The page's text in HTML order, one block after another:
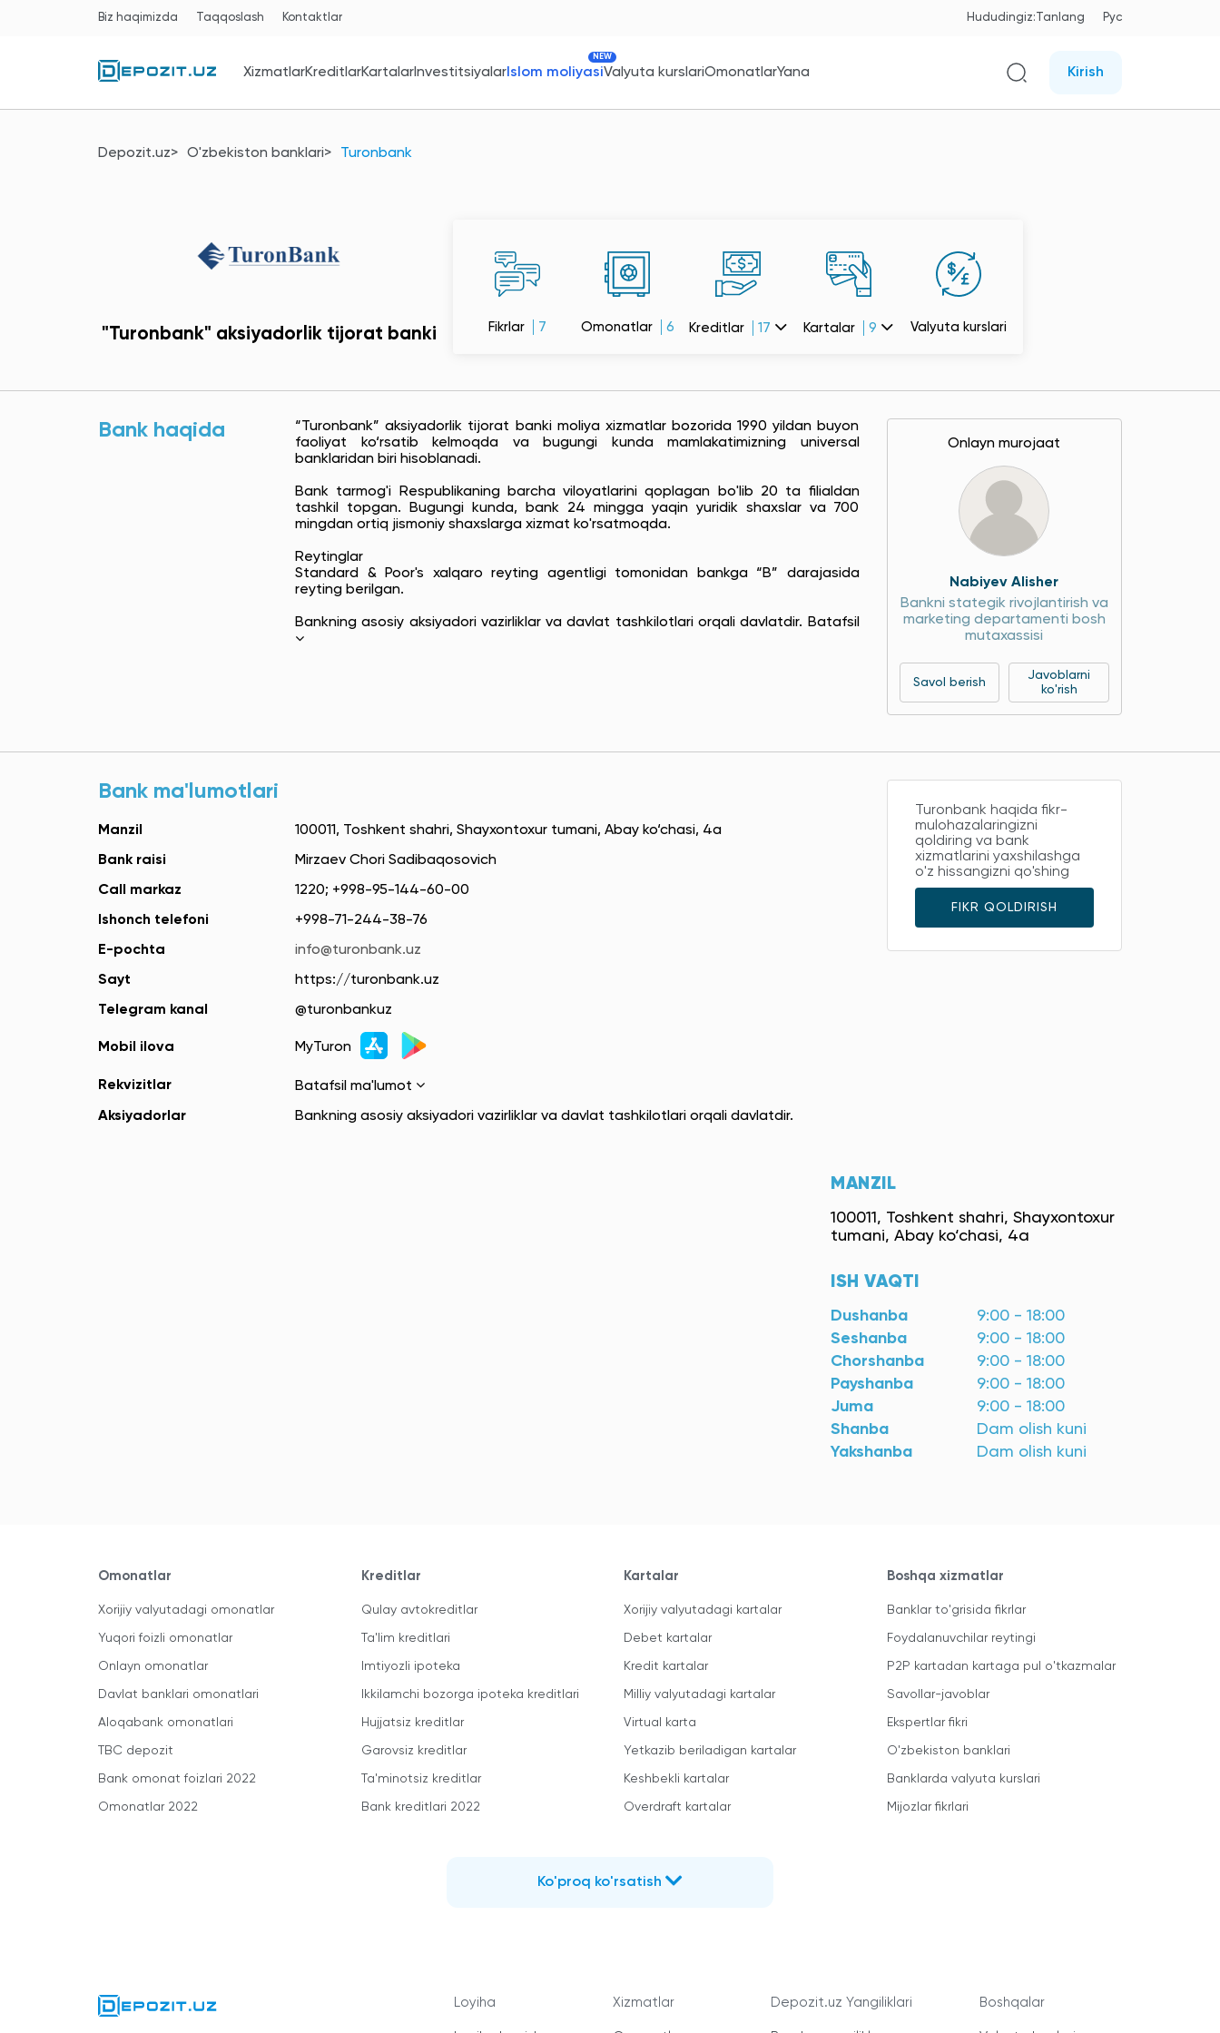
Biz haqimizda Taqqoslash Kontaktlar Hududingiz:Tanlang Рус
XizmatlarKreditlarKartalarInvestitsiyalarIslom moliyasi
NEW
Valyuta kurslariOmonatlarYana Kirish
Depozit.uz O'zbekiston banklari Turonbank
"Turonbank" aksiyadorlik tijorat banki Fikrlar 7 Omonatlar 6 Kreditlar 17 Kartalar 9 Valyuta kurslari
Bank haqida
“Turonbank” aksiyadorlik tijorat banki moliya xizmatlar bozorida 1990 yildan buyon
faoliyat ko‘rsatib kelmoqda va bugungi kunda mamlakatimizning universal
banklaridan biri hisoblanadi.
Bank tarmog'i Respublikaning barcha viloyatlarini qoplagan bo'lib 20 ta filialdan
tashkil topgan. Bugungi kunda, bank 24 mingga yaqin yuridik shaxslar va 700
mingdan ortiq jismoniy shaxslarga xizmat ko'rsatmoqda.
Reytinglar
Standard & Poor's xalqaro reyting agentligi tomonidan bankga “B” darajasida
reyting berilgan.
Bankning asosiy aksiyadori vazirliklar va davlat tashkilotlari orqali davlatdir. Batafsil
Onlayn murojaat
Nabiyev Alisher
Bankni stategik rivojlantirish va
marketing departamenti bosh
mutaxassisi
Savol berish
Javoblarni
ko'rish
Bank ma'lumotlari
Manzil 100011, Toshkent shahri, Shayxontoxur tumani, Abay ko‘chasi, 4a
Bank raisi Mirzaev Chori Sadibaqosovich
Call markaz 1220; +998-95-144-60-00
Ishonch telefoni +998-71-244-38-76
E-pochta info@turonbank.uz
Sayt https://turonbank.uz
Telegram kanal @turonbankuz
Mobil ilova MyTuron
Rekvizitlar Batafsil ma'lumot
Aksiyadorlar Bankning asosiy aksiyadori vazirliklar va davlat tashkilotlari orqali davlatdir.
Turonbank haqida fikr-
mulohazalaringizni
qoldiring va bank
xizmatlarini yaxshilashga
o'z hissangizni qo'shing
FIKR QOLDIRISH
MANZIL
100011, Toshkent shahri, Shayxontoxur
tumani, Abay ko‘chasi, 4a
ISH VAQTI
Dushanba
9:00 - 18:00
Seshanba
9:00 - 18:00
Chorshanba
9:00 - 18:00
Payshanba
9:00 - 18:00
Juma
9:00 - 18:00
Shanba
Dam olish kuni
Yakshanba
Dam olish kuni
Omonatlar
Xorijiy valyutadagi omonatlar
Yuqori foizli omonatlar
Onlayn omonatlar
Davlat banklari omonatlari
Aloqabank omonatlari
TBC depozit
Bank omonat foizlari 2022
Omonatlar 2022
Kreditlar
Qulay avtokreditlar
Ta'lim kreditlari
Imtiyozli ipoteka
Ikkilamchi bozorga ipoteka kreditlari
Hujjatsiz kreditlar
Garovsiz kreditlar
Ta'minotsiz kreditlar
Bank kreditlari 2022
Kartalar
Xorijiy valyutadagi kartalar
Debet kartalar
Kredit kartalar
Milliy valyutadagi kartalar
Virtual karta
Yetkazib beriladigan kartalar
Keshbekli kartalar
Overdraft kartalar
Boshqa xizmatlar
Banklar to'grisida fikrlar
Foydalanuvchilar reytingi
P2P kartadan kartaga pul o'tkazmalar
Savollar-javoblar
Ekspertlar fikri
O'zbekiston banklari
Banklarda valyuta kurslari
Mijozlar fikrlari
Ko'proq ko'rsatish
Loyiha Xizmatlar Depozit.uz Yangiliklari Boshqalar